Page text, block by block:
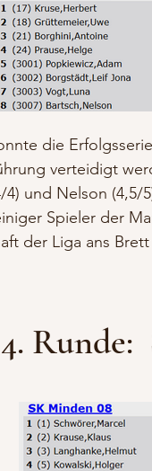
die
verteidigt
und Nelson (4,5/
Spieler der
der Liga ans
4. Runde: